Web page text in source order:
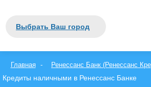
Выбрать Ваш городСанкт-Петербург
П Р С Т У Ф Х
Главная Ренессанс Банк (Ренессанс
Кредиты наличными в Ренессанс Банке